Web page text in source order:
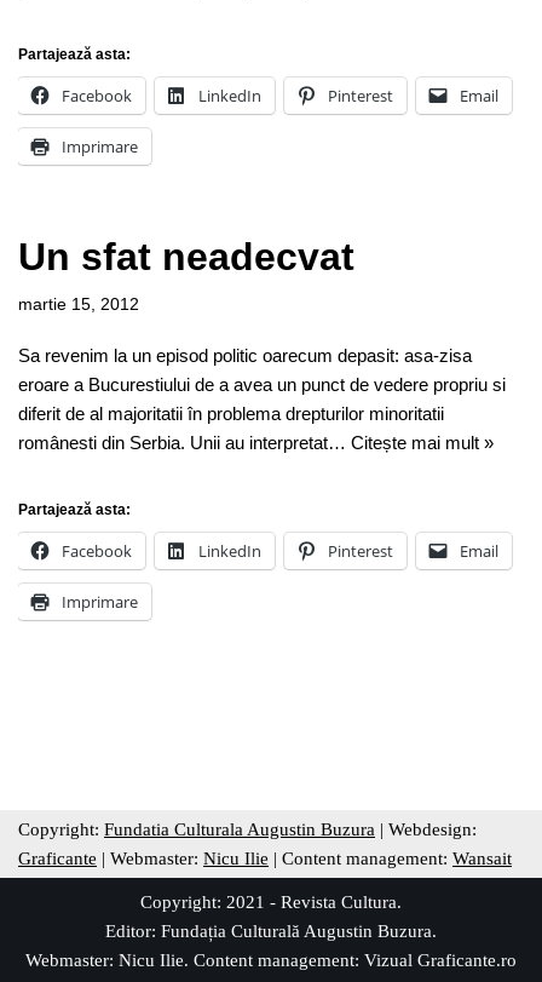
Partajează asta:
Facebook LinkedIn Pinterest Email
Imprimare
Un sfat neadecvat
martie 15, 2012
Sa revenim la un episod politic oarecum depasit: asa-zisa
eroare a Bucurestiului de a avea un punct de vedere propriu si
diferit de al majoritatii în problema drepturilor minoritatii
românesti din Serbia. Unii au interpretat… Citește mai mult »
Partajează asta:
Facebook LinkedIn Pinterest Email
Imprimare
Copyright: Fundatia Culturala Augustin Buzura | Webdesign:
Graficante | Webmaster: Nicu Ilie | Content management: Wansait
Copyright: 2021 - Revista Cultura.
Editor: Fundația Culturală Augustin Buzura.
Webmaster: Nicu Ilie. Content management: Vizual Graficante.ro